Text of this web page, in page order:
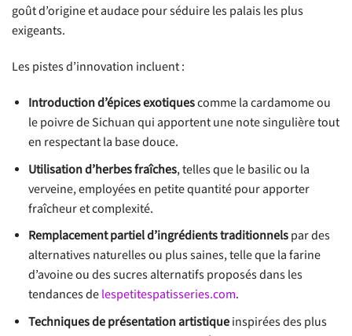
goût d’origine et audace pour séduire les palais les plus
exigeants.
Les pistes d’innovation incluent :
Introduction d’épices exotiquescomme la cardamome ou
le poivre de Sichuan qui apportent une note singulière tout
en respectant la base douce.
Utilisation d’herbes fraîches, telles que le basilic ou la
verveine, employées en petite quantité pour apporter
fraîcheur et complexité.
Remplacement partiel d’ingrédients traditionnelspar des
alternatives naturelles ou plus saines, telle que la farine
d’avoine ou des sucres alternatifs proposés dans les
tendances delespetitespatisseries.com.
Techniques de présentation artistiqueinspirées des plus